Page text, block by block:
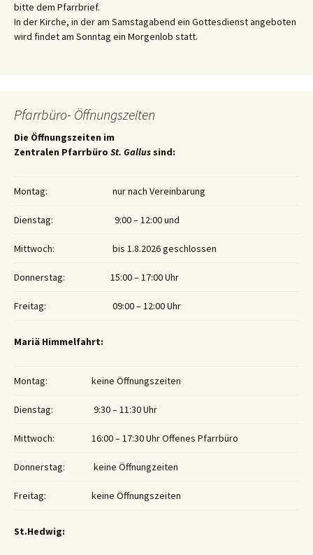
bitte dem Pfarrbrief.
In der Kirche, in der am Samstagabend ein Gottesdienst angeboten
wird findet am Sonntag ein Morgenlob statt.
Pfarrbüro- Öffnungszeiten
Die Öffnungszeiten im
Zentralen Pfarrbüro St. Gallus sind:
Montag: nur nach Vereinbarung
Dienstag: 9:00 – 12:00 und
Mittwoch: bis 1.8.2026 geschlossen
Donnerstag: 15:00 – 17:00 Uhr
Freitag: 09:00 – 12:00 Uhr
Mariä Himmelfahrt:
Montag: keine Öffnungszeiten
Dienstag: 9:30 – 11:30 Uhr
Mittwoch: 16:00 – 17:30 Uhr Offenes Pfarrbüro
Donnerstag: keine Öffnungzeiten
Freitag: keine Öffnungszeiten
St.Hedwig: